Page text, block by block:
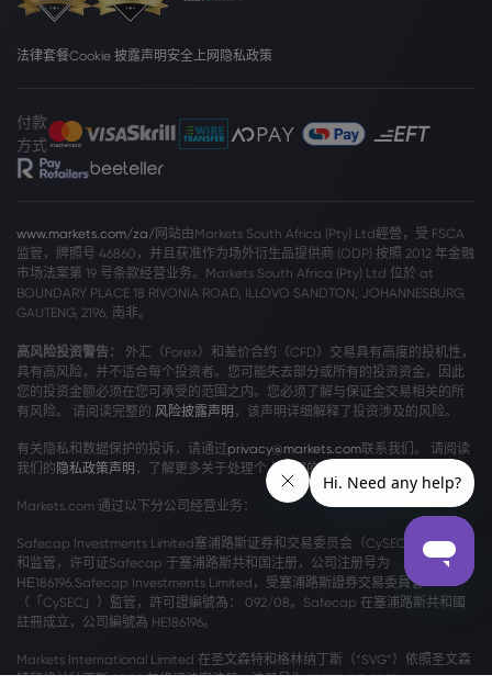
法律套餐Cookie 披露声明 安全上网 隐私政策
付款
方式
www.markets.com/za/网站由Markets South Africa (Pty) Ltd經營，受 FSCA
监管，牌照号 46860，并且获准作为场外衍生品提供商 (ODP) 按照 2012 年金融
市场法案第 19 号条款经营业务。Markets South Africa (Pty) Ltd 位於 at
BOUNDARY PLACE 18 RIVONIA ROAD, ILLOVO SANDTON, JOHANNESBURG,
GAUTENG, 2196, 南非。
高风险投资警告：
外汇（Forex）和差价合约（CFD）交易具有高度的投机性，
具有高风险，并不适合每个投资者。您可能失去部分或所有的投资资金，因此
您的投资金额必须在您可承受的范围之内。您必须了解与保证金交易相关的所
有风险。 请阅读完整的 风险披露声明 ，该声明详细解释了投资涉及的风险。
有关隐私和数据保护的投诉，请通过privacy@markets.com联系我们。 请阅读
我们的 隐私政策声明 ，了解更多关于处理个人数据的信息。
Markets.com 通过以下分公司经营业务：
Safecap Investments Limited塞浦路斯证券和交易委员会（CySEC）颁发牌照
和监管，许可证Safecap 于塞浦路斯共和国注册，公司注册号为
ΗΕ186196.Safecap Investments Limited，受塞浦路斯證券交易委員會
（「CySEC」）監管，許可證編號為： 092/08。Safecap 在塞浦路斯共和國
註冊成立，公司編號為 HE186196。
Markets International Limited 在圣文森特和格林纳丁斯（“SVG”）依照圣文森
特和格林纳丁斯 2009 年修订法案注册，注册号为 27030 BC 2023。